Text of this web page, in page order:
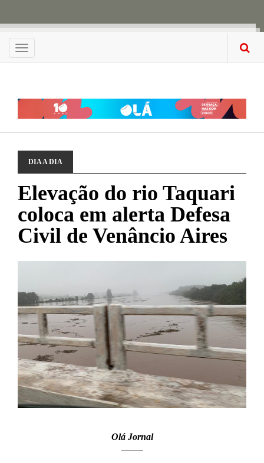
Menu
DIA A DIA
Elevação do rio Taquari
coloca em alerta Defesa
Civil de Venâncio Aires
Olá Jornal